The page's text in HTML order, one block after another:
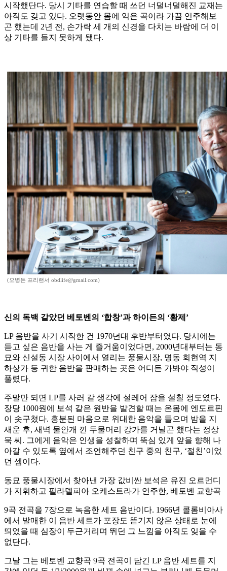
시작했단다. 당시 기타를 연습할 때 쓰던 너덜너덜해진 교재는
아직도 갖고 있다. 오랫동안 몸에 익은 곡이라 가끔 연주해보
곤 했는데 2년 전, 손가락 세 개의 신경을 다치는 바람에 더 이
상 기타를 들지 못하게 됐다.
(오병돈 프리랜서 obdlife@gmail.com)
신의 독백 같았던 베토벤의 ‘합창’과 하이든의 ‘황제’
LP 음반을 사기 시작한 건 1970년대 후반부터였다. 당시에는
듣고 싶은 음반을 사는 게 즐거움이었다면, 2000년대부터는 동
묘와 신설동 시장 사이에서 열리는 풍물시장, 명동 회현역 지
하상가 등 귀한 음반을 판매하는 곳은 어디든 가봐야 직성이
풀렸다.
주말만 되면 LP를 사러 갈 생각에 설레어 잠을 설칠 정도였다.
장당 1000원에 보석 같은 원반을 발견할 때는 온몸에 엔도르핀
이 솟구쳤다. 흥분된 마음으로 위대한 음악을 들으며 밤을 지
새운 후, 새벽 물안개 낀 두물머리 강가를 거닐곤 했다는 정상
묵 씨. 그에게 음악은 인생을 성찰하며 뚝심 있게 앞을 향해 나
아갈 수 있도록 옆에서 조언해주던 친구 중의 친구, ‘절친’이었
던 셈이다.
동묘 풍물시장에서 찾아낸 가장 값비싼 보석은 유진 오르먼디
가 지휘하고 필라델피아 오케스트라가 연주한, 베토벤 교향곡
9곡 전곡을 7장으로 녹음한 세트 음반이다. 1966년 콜롬비아사
에서 발매한 이 음반 세트가 포장도 뜯기지 않은 상태로 눈에
띄었을 때 심장이 두근거리며 뛰던 그 느낌을 아직도 잊을 수
없단다.
그날 그는 베토벤 교향곡 9곡 전곡이 담긴 LP 음반 세트를 지